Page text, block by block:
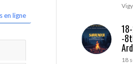
en ligne
-
18